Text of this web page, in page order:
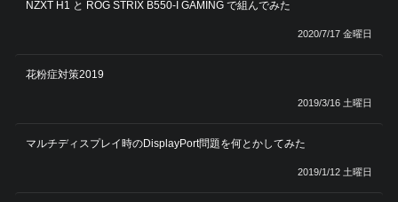
NZXT H1 と ROG STRIX B550-I GAMING で組んでみた
2020/7/17 金曜日
花粉症対策2019
2019/3/16 土曜日
マルチディスプレイ時のDisplayPort問題を何とかしてみた
2019/1/12 土曜日